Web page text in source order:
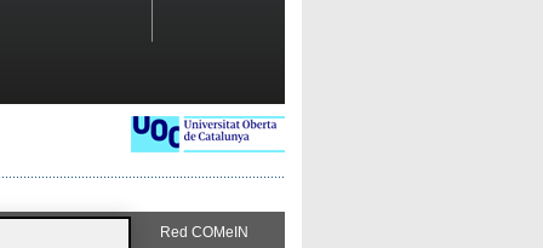
Red COMeIN